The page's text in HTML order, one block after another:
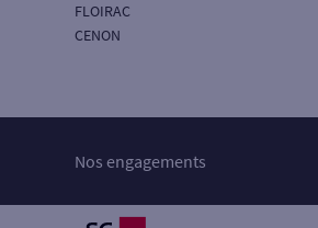
FLOIRAC
CENON
Nos engagements